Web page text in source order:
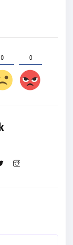
0 0